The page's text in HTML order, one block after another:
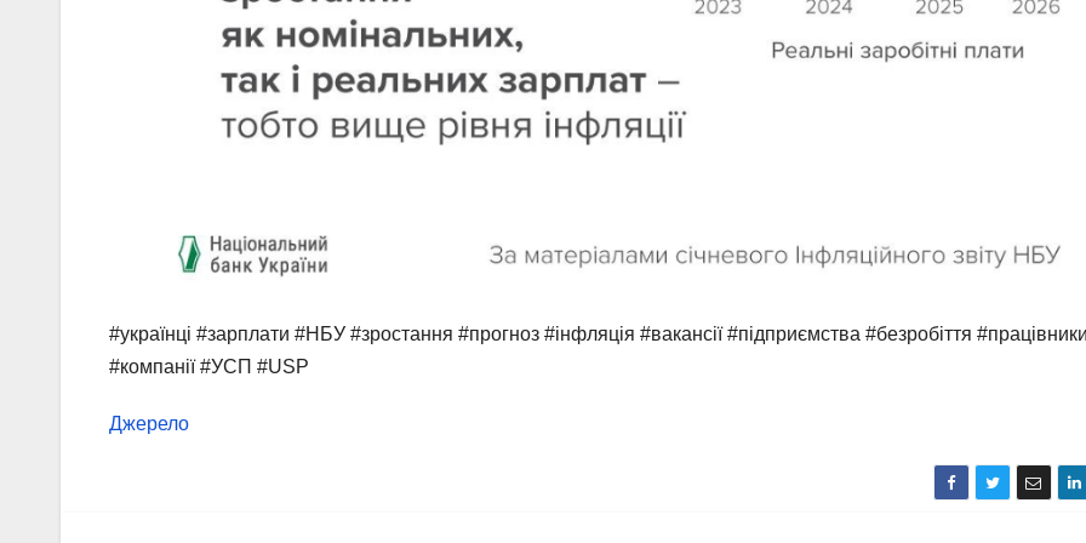
#українці #зарплати #НБУ #зростання #прогноз #інфляція #вакансії #підприємства #безробіття
#компанії #УСП #USP
Джерело